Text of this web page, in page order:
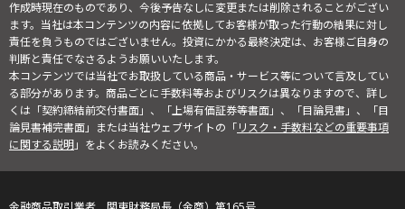
作成時現在のものであり、今後予告なしに変更または削除されることがござい
ます。当社は本コンテンツの内容に依拠してお客様が取った行動の結果に対し
責任を負うものではございません。投資にかかる最終決定は、お客様ご自身の
判断と責任でなさるようお願いいたします。
本コンテンツでは当社でお取扱している商品・サービス等について言及してい
る部分があります。商品ごとに手数料等およびリスクは異なりますので、詳し
くは「契約締結前交付書面」、「上場有価証券等書面」、「目論見書」、「目
論見書補完書面」または当社ウェブサイトの「リスク・手数料などの重要事項
に関する説明」をよくお読みください。